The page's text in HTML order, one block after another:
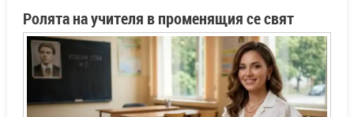
Ролята на учителя в променящия се свят